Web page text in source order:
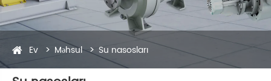
Ev Məhsul Su nasosları